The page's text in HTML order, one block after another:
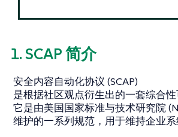
1. SCAP 简介
安全内容自动化协议 (SCAP)
是根据社区观点衍生出的一套综合性
它是由美国国家标准与技术研究院
维护的一系列规范，用于维持企业系